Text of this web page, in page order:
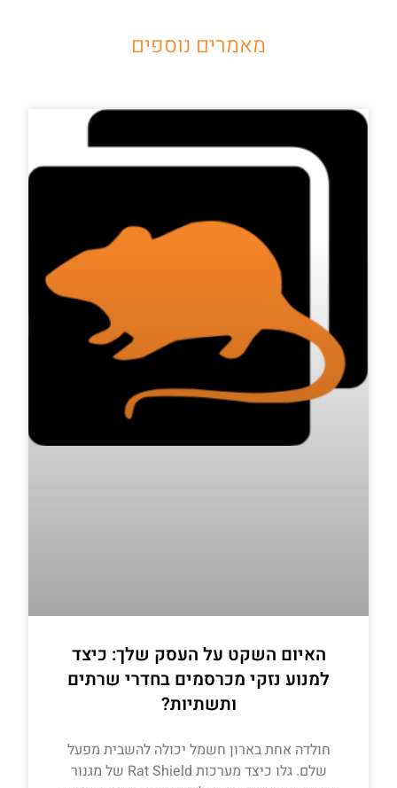
מאמרים נוספים
האיום השקט על העסק שלך: כיצד
למנוע נזקי מכרסמים בחדרי שרתים
ותשתיות?
חולדה אחת בארון חשמל יכולה להשבית מפעל
שלם. גלו כיצד מערכות Rat Shield של מגנור